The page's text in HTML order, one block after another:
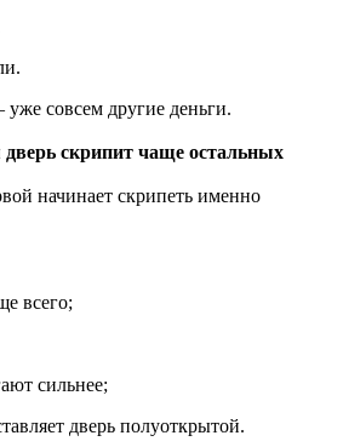
совсем другие деньги.
скрипит чаще остальных
начинает скрипеть именно
всего;
сильнее;
дверь полуоткрытой.